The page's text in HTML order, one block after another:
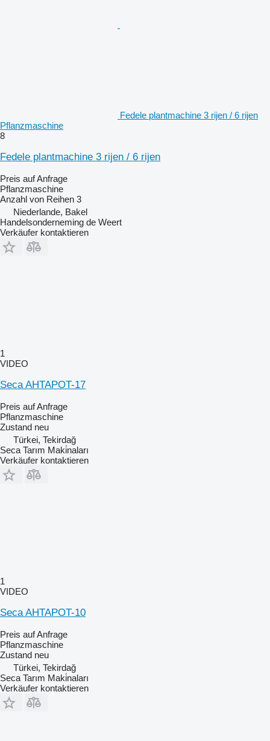
Fedele plantmachine 3 rijen / 6 rijen
Pflanzmaschine
8
Fedele plantmachine 3 rijen / 6 rijen
Preis auf Anfrage
Pflanzmaschine
Anzahl von Reihen 3
Niederlande, Bakel
Handelsonderneming de Weert
Verkäufer kontaktieren
1
VIDEO
Seca AHTAPOT-17
Preis auf Anfrage
Pflanzmaschine
Zustand neu
Türkei, Tekirdağ
Seca Tarım Maki̇naları
Verkäufer kontaktieren
1
VIDEO
Seca AHTAPOT-10
Preis auf Anfrage
Pflanzmaschine
Zustand neu
Türkei, Tekirdağ
Seca Tarım Maki̇naları
Verkäufer kontaktieren